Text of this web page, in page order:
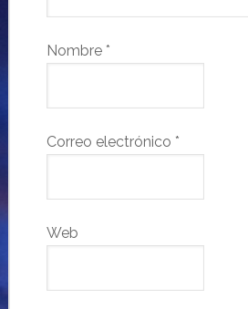
Nombre *
Correo electrónico *
Web